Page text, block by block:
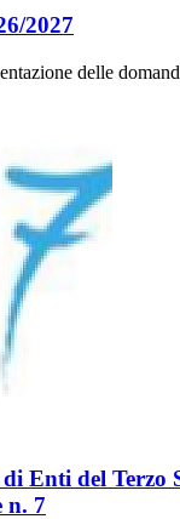
2027
delle
Enti del
n. 7